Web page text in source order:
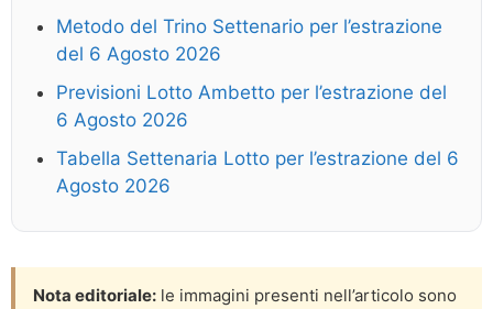
Metodo del Trino Settenario per l’estrazione
del 6 Agosto 2026
Previsioni Lotto Ambetto per l’estrazione del
6 Agosto 2026
Tabella Settenaria Lotto per l’estrazione del 6
Agosto 2026
Nota editoriale: le immagini presenti nell’articolo sono